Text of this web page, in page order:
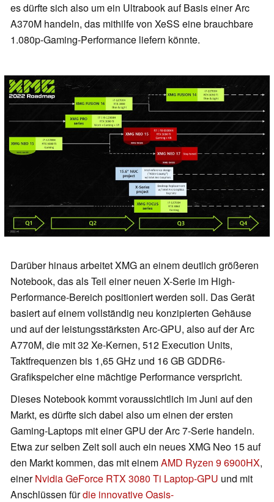
es dürfte sich also um ein Ultrabook auf Basis einer Arc
A370M handeln, das mithilfe von XeSS eine brauchbare
1.080p-Gaming-Performance liefern könnte.
Darüber hinaus arbeitet XMG an einem deutlich größeren
Notebook, das als Teil einer neuen X-Serie im High-
Performance-Bereich positioniert werden soll. Das Gerät
basiert auf einem vollständig neu konzipierten Gehäuse
und auf der leistungsstärksten Arc-GPU, also auf der Arc
A770M, die mit 32 Xe-Kernen, 512 Execution Units,
Taktfrequenzen bis 1,65 GHz und 16 GB GDDR6-
Grafikspeicher eine mächtige Performance verspricht.
Dieses Notebook kommt voraussichtlich im Juni auf den
Markt, es dürfte sich dabei also um einen der ersten
Gaming-Laptops mit einer GPU der Arc 7-Serie handeln.
Etwa zur selben Zeit soll auch ein neues XMG Neo 15 auf
den Markt kommen, das mit einemAMD Ryzen 9 6900HX,
einerNvidia GeForce RTX 3080 Ti Laptop-GPU und mit
Anschlüssen fürdie innovative Oasis-